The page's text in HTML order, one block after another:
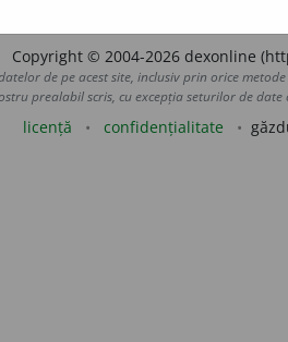
Copyright © 2004-2026 dexonline
de pe acest site, inclusiv prin orice
prealabil scris, cu excepția seturilor de
licență confidențialitate